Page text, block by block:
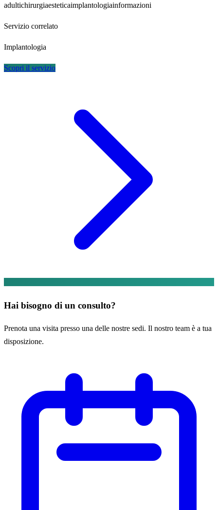
adultichirurgiaesteticaimplantologiainformazioni
Servizio correlato
Implantologia
Scopri il servizio
Hai bisogno di un consulto?
Prenota una visita presso una delle nostre sedi. Il nostro team è a tua
disposizione.